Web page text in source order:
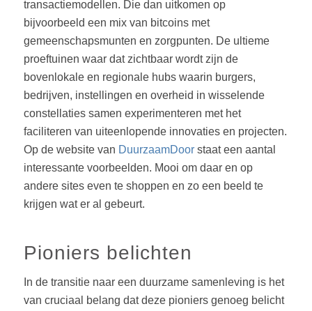
transactiemodellen. Die dan uitkomen op
bijvoorbeeld een mix van bitcoins met
gemeenschapsmunten en zorgpunten. De ultieme
proeftuinen waar dat zichtbaar wordt zijn de
bovenlokale en regionale hubs waarin burgers,
bedrijven, instellingen en overheid in wisselende
constellaties samen experimenteren met het
faciliteren van uiteenlopende innovaties en projecten.
Op de website van DuurzaamDoorstaat een aantal
interessante voorbeelden. Mooi om daar en op
andere sites even te shoppen en zo een beeld te
krijgen wat er al gebeurt.
Pioniers belichten
In de transitie naar een duurzame samenleving is het
van cruciaal belang dat deze pioniers genoeg belicht